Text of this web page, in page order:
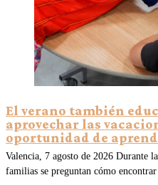
El verano también
aprovechar las
oportunidad de
Valencia, 7 agosto de 2026 Durante
familias se preguntan cómo